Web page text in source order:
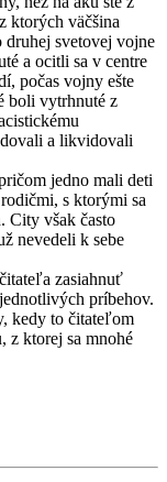
ktorých väčšina
svetovej vojne
a ocitli sa v centre
počas vojny ešte
boli vytrhnuté z
a likvidovali
jedno mali deti
s ktorými sa
City však často
nevedeli k sebe
zasiahnuť
príbehov.
kedy to čitateľom
z ktorej sa mnohé